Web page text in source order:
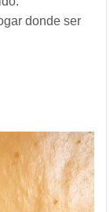
donde ser